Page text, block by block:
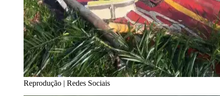
Reprodução | Redes Sociais